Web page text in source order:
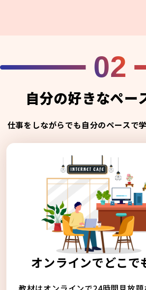
02
自分の好きなペー
仕事をしながらでも自分のペースで
オンラインでどこで